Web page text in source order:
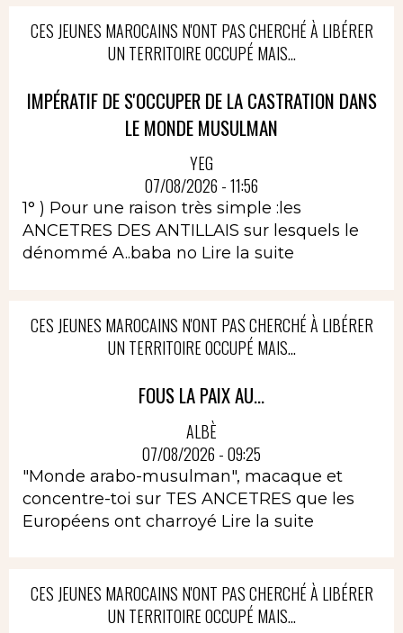
CES JEUNES MAROCAINS N'ONT PAS CHERCHÉ À LIBÉRER
UN TERRITOIRE OCCUPÉ MAIS...
IMPÉRATIF DE S'OCCUPER DE LA CASTRATION DANS
LE MONDE MUSULMAN
YEG
07/08/2026 - 11:56
1° ) Pour une raison très simple :les
ANCETRES DES ANTILLAIS sur lesquels le
dénommé A..baba no Lire la suite
CES JEUNES MAROCAINS N'ONT PAS CHERCHÉ À LIBÉRER
UN TERRITOIRE OCCUPÉ MAIS...
FOUS LA PAIX AU...
ALBÈ
07/08/2026 - 09:25
"Monde arabo-musulman", macaque et
concentre-toi sur TES ANCETRES que les
Européens ont charroyé Lire la suite
CES JEUNES MAROCAINS N'ONT PAS CHERCHÉ À LIBÉRER
UN TERRITOIRE OCCUPÉ MAIS...